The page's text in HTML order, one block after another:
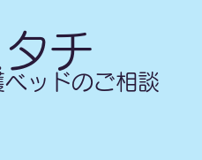
チ
ッドのご相談